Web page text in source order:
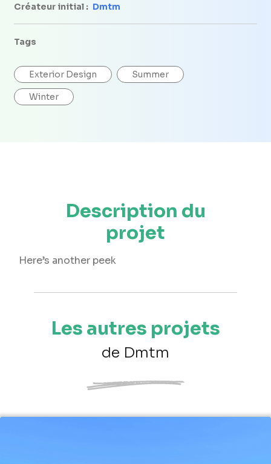
Créateur initial : Dmtm
Tags
Exterior Design Summer
Winter
Description du
projet
Here’s another peek
Les autres projets
de Dmtm